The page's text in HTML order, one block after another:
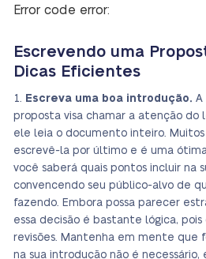
Error code error:
Escrevendo uma
Dicas Eficientes
Escreva uma boa introdução. A
proposta visa chamar a atenção do
ele leia o documento inteiro.
escrevê-la por último e é uma ótima
você saberá quais pontos incluir na
convencendo seu público-alvo de
fazendo. Embora possa parecer
essa decisão é bastante lógica, pois
revisões. Mantenha em mente que
na sua introdução não é necessário,